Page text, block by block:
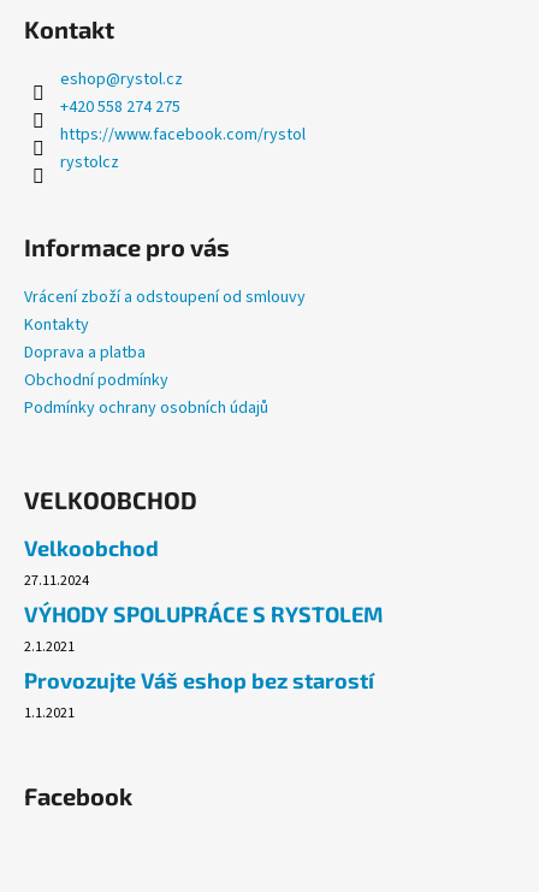
Kontakt
eshop@rystol.cz
+420 558 274 275
https://www.facebook.com/rystol
rystolcz
Informace pro vás
Vrácení zboží a odstoupení od smlouvy
Kontakty
Doprava a platba
Obchodní podmínky
Podmínky ochrany osobních údajů
VELKOOBCHOD
Velkoobchod
27.11.2024
VÝHODY SPOLUPRÁCE S RYSTOLEM
2.1.2021
Provozujte Váš eshop bez starostí
1.1.2021
Facebook